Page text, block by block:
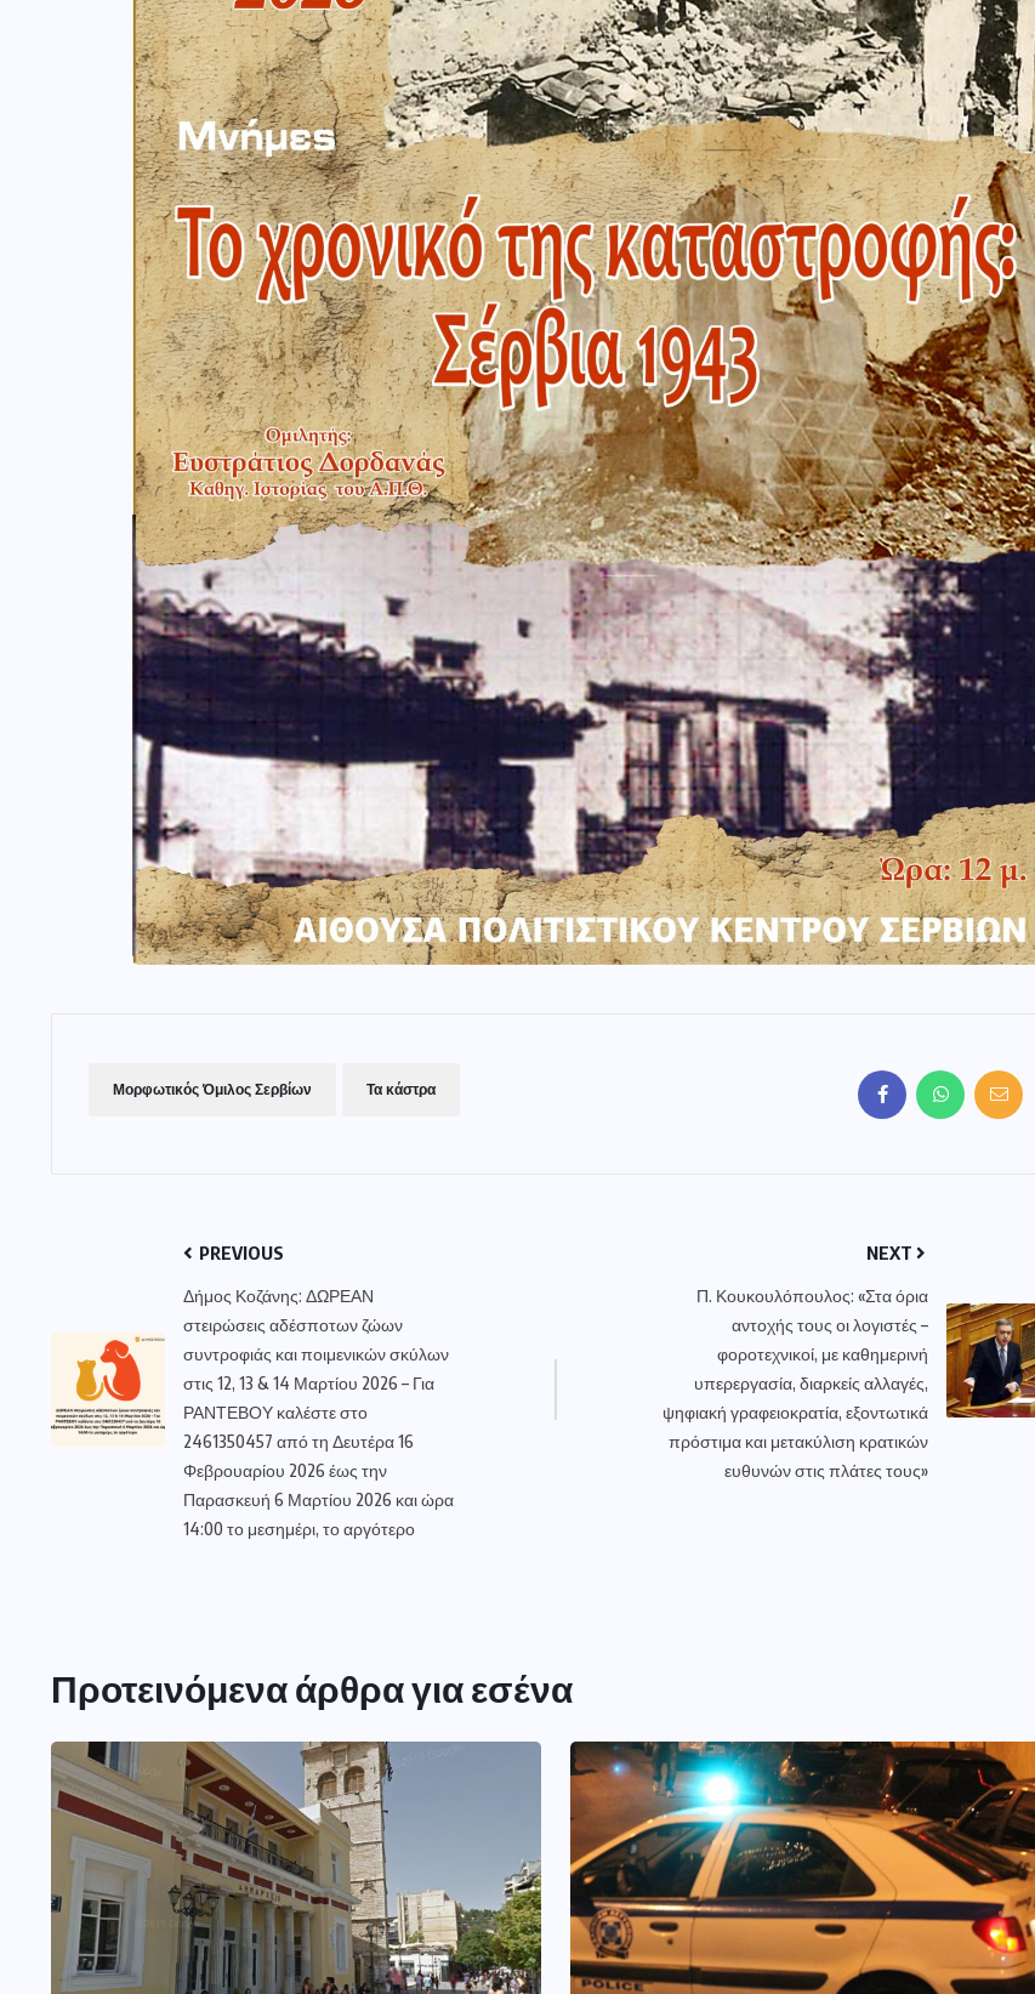
Μορφωτικός Όμιλος Σερβίων Τα κάστρα
PREVIOUS
Δήμος Κοζάνης: ΔΩΡΕΑΝ
στειρώσεις αδέσποτων ζώων
συντροφιάς και ποιμενικών σκύλων
στις 12, 13 & 14 Μαρτίου 2026 – Για
ΡΑΝΤΕΒΟΥ καλέστε στο
2461350457 από τη Δευτέρα 16
Φεβρουαρίου 2026 έως την
Παρασκευή 6 Μαρτίου 2026 και ώρα
14:00 το μεσημέρι, το αργότερο
NEXT
Π. Κουκουλόπουλος: «Στα όρια
αντοχής τους οι λογιστές –
φοροτεχνικοί, με καθημερινή
υπερεργασία, διαρκείς αλλαγές,
ψηφιακή γραφειοκρατία, εξοντωτικά
πρόστιμα και μετακύλιση κρατικών
ευθυνών στις πλάτες τους»
Προτεινόμενα άρθρα για εσένα